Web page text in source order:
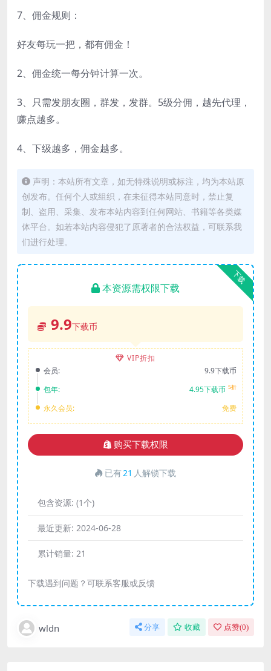
7、佣金规则：
好友每玩一把，都有佣金！
2、佣金统一每分钟计算一次。
3、只需发朋友圈，群发，发群。5级分佣，越先代理，
赚点越多。
4、下级越多，佣金越多。
声明：本站所有文章，如无特殊说明或标注，均为本站原
创发布。任何个人或组织，在未征得本站同意时，禁止复
制、盗用、采集、发布本站内容到任何网站、书籍等各类媒
体平台。如若本站内容侵犯了原著者的合法权益，可联系我
们进行处理。
下载
本资源需权限下载
9.9下载币
VIP折扣
会员:
9.9下载币
包年:
4.95下载币 5折
永久会员: 免费
购买下载权限
已有21 人解锁下载
包含资源: (1个)
最近更新: 2024-06-28
累计销量: 21
下载遇到问题？可联系客服或反馈
wldn 分享 收藏 点赞(0)